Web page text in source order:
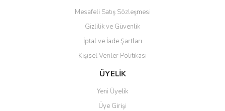
Gönder
Mesafeli Satış Sözleşmesi
Gizlilik ve Güvenlik
İptal ve İade Şartları
Kişisel Veriler Politikası
ÜYELİK
Yeni Üyelik
Üye Girişi